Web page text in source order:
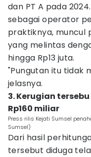
dan PT A pada
sebagai operator
praktiknya, muncul
yang melintas
hingga Rp13 juta.
"Pungutan itu tidak
jelasnya.
3. Kerugian
Rp160 miliar
Press rilis Kejati Sumsel
Sumsel)
Dari hasil
tersebut diduga